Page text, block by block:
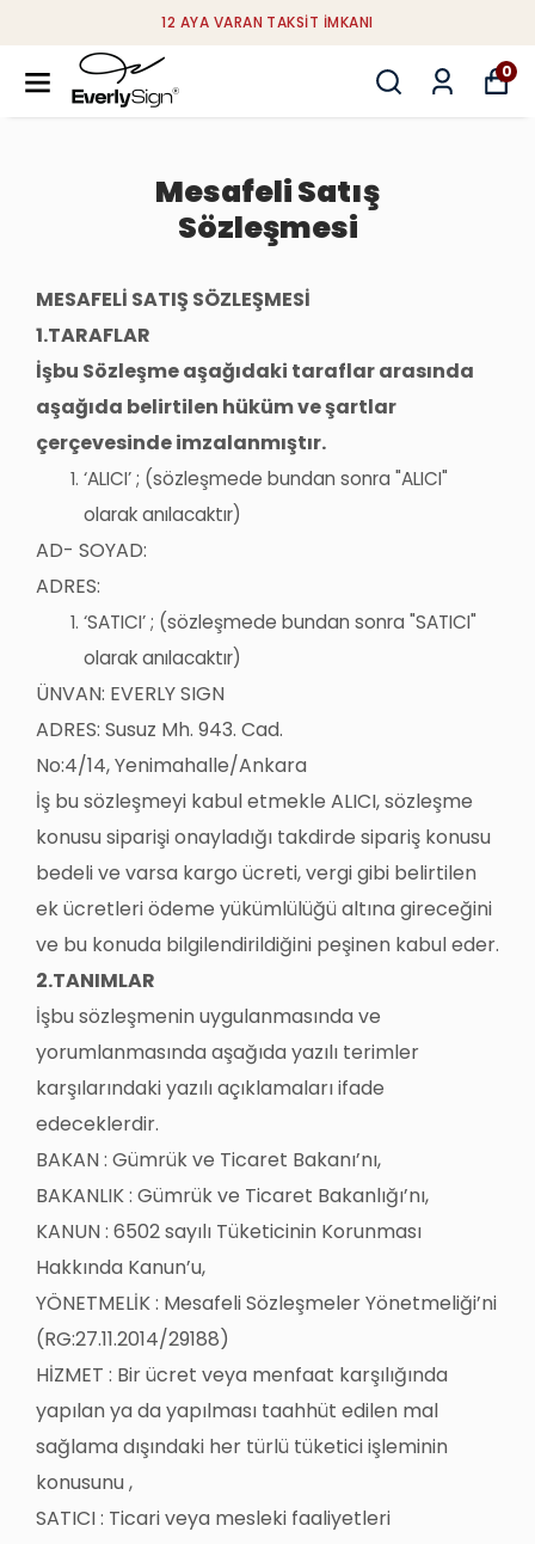
12 AYA VARAN TAKSIT İMKANI
0
Mesafeli Satış
Sözleşmesi
MESAFELİ SATIŞ SÖZLEŞMESİ
1.TARAFLAR
İşbu Sözleşme aşağıdaki taraflar arasında
aşağıda belirtilen hüküm ve şartlar
çerçevesinde imzalanmıştır.
‘ALICI’ ; (sözleşmede bundan sonra "ALICI"
olarak anılacaktır)
AD- SOYAD:
ADRES:
‘SATICI’ ; (sözleşmede bundan sonra "SATICI"
olarak anılacaktır)
ÜNVAN: EVERLY SIGN
ADRES: Susuz Mh. 943. Cad.
No:4/14,Yenimahalle/Ankara
İş bu sözleşmeyi kabul etmekle ALICI, sözleşme
konusu siparişi onayladığı takdirde sipariş konusu
bedeli ve varsa kargo ücreti, vergi gibi belirtilen
ek ücretleri ödeme yükümlülüğü altına gireceğini
ve bu konuda bilgilendirildiğini peşinen kabul eder.
2.TANIMLAR
İşbu sözleşmenin uygulanmasında ve
yorumlanmasında aşağıda yazılı terimler
karşılarındaki yazılı açıklamaları ifade
edeceklerdir.
BAKAN : Gümrük ve Ticaret Bakanı’nı,
BAKANLIK : Gümrük ve Ticaret Bakanlığı’nı,
KANUN : 6502 sayılı Tüketicinin Korunması
Hakkında Kanun’u,
YÖNETMELİK : Mesafeli Sözleşmeler Yönetmeliği’ni
(RG:27.11.2014/29188)
HİZMET : Bir ücret veya menfaat karşılığında
yapılan ya da yapılması taahhüt edilen mal
sağlama dışındaki her türlü tüketici işleminin
konusunu ,
SATICI : Ticari veya mesleki faaliyetleri